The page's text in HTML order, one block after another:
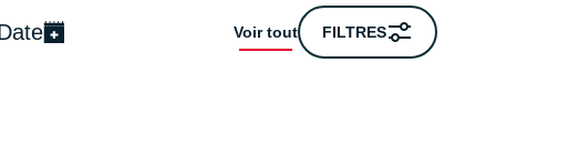
17
août
MAR.
18
août
Voir tout FILTRES